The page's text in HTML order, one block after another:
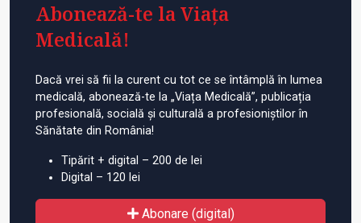
Abonează-te la Viața
Medicală!
Dacă vrei să fii la curent cu tot ce se întâmplă în lumea
medicală, abonează-te la „Viața Medicală”, publicația
profesională, socială și culturală a profesioniștilor în
Sănătate din România!
Tipărit + digital – 200 de lei
Digital – 120 lei
Abonare (digital)